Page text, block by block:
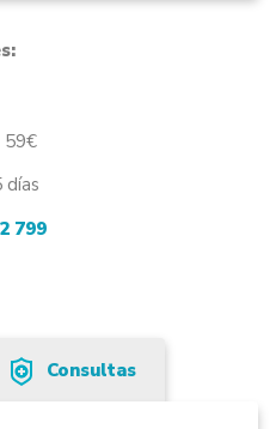
59€
días
799
Consultas